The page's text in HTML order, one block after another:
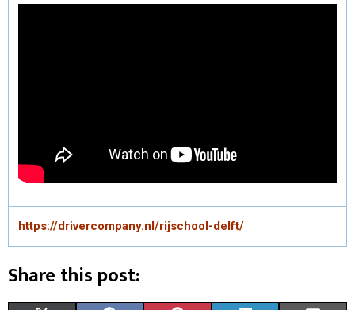
https://drivercompany.nl/rijschool-delft/
Share this post: